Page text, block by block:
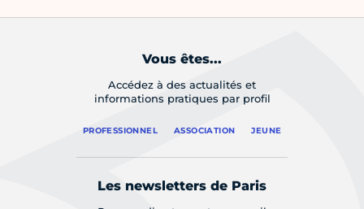
Vous êtes...
Accédez à des actualités et
informations pratiques par profil
PROFESSIONNEL ASSOCIATION JEUNE
Les newsletters de Paris